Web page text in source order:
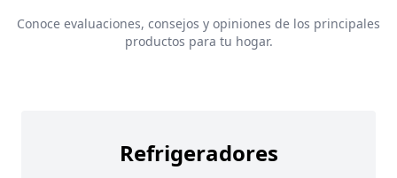
Conoce evaluaciones, consejos y opiniones de los principales
productos para tu hogar.
Refrigeradores